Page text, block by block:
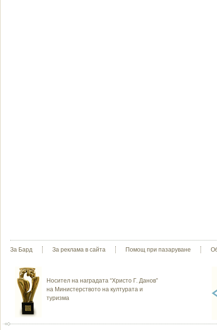
За Бард За реклама в сайта Помощ при пазаруване
Носител на наградата “Христо Г. Данов”
на Министерството на културата и
туризма